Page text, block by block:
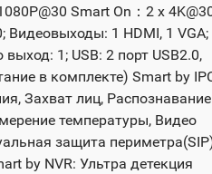
Smart On：2 x
Видеовыходы: 1 HDMI, 1 VGA;
1; USB: 2 порт USB2.0,
в комплекте) Smart by
Захват лиц, Распознавание
температуры, Видео
защита
by NVR: Ультра детекция